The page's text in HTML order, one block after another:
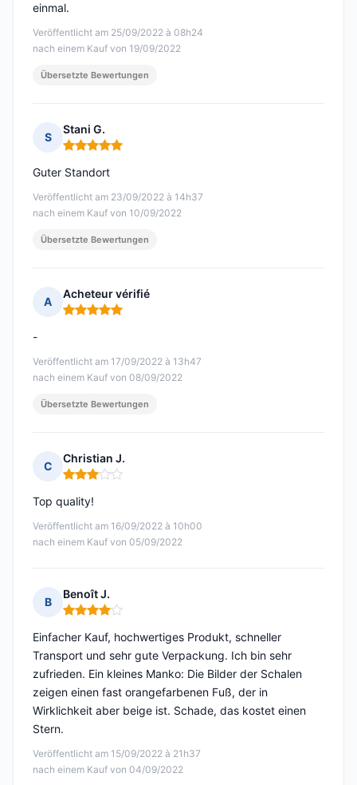
Veröffentlicht am 25/09/2022 à 08h24
nach einem Kauf von 19/09/2022
einmal.
Übersetzte Bewertungen
S
Stani G.
Hinweis: 5 von 5
Veröffentlicht am 23/09/2022 à 14h37
nach einem Kauf von 10/09/2022
Guter Standort
Übersetzte Bewertungen
A
Acheteur vérifié
Hinweis: 5 von 5
Veröffentlicht am 17/09/2022 à 13h47
nach einem Kauf von 08/09/2022
-
Übersetzte Bewertungen
C
Christian J.
Hinweis: 3 von 5
Veröffentlicht am 16/09/2022 à 10h00
nach einem Kauf von 05/09/2022
Top quality!
B
Benoît J.
Hinweis: 4 von 5
Veröffentlicht am 15/09/2022 à 21h37
nach einem Kauf von 04/09/2022
Einfacher Kauf, hochwertiges Produkt, schneller
Transport und sehr gute Verpackung. Ich bin sehr
zufrieden. Ein kleines Manko: Die Bilder der Schalen
zeigen einen fast orangefarbenen Fuß, der in
Wirklichkeit aber beige ist. Schade, das kostet einen
Stern.